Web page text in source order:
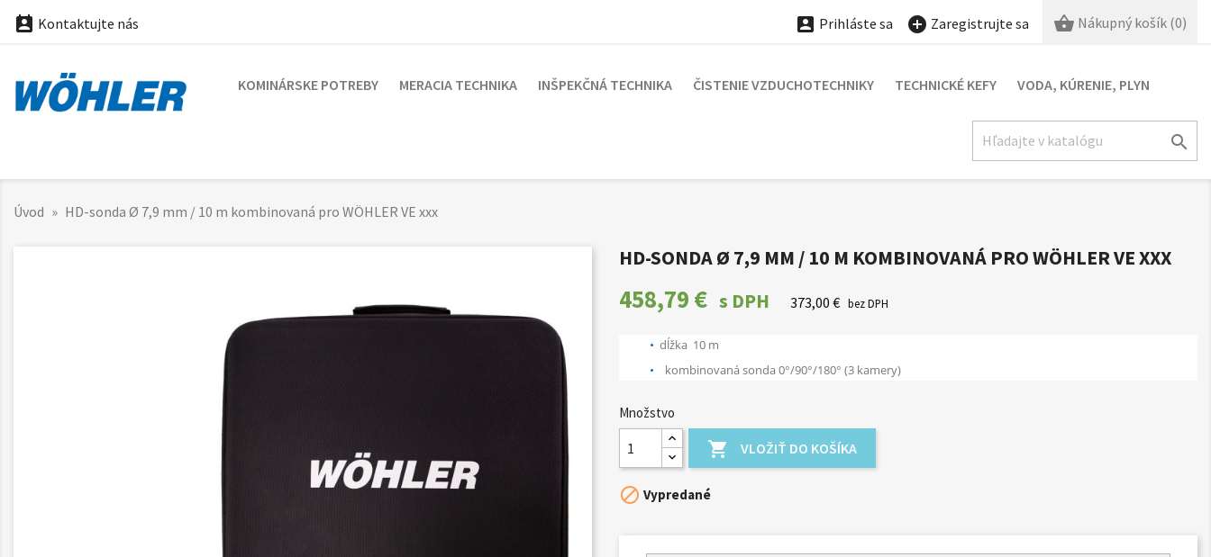
 Kontaktujte nás  Prihláste sa  Zaregistrujte sa  Nákupný košík (0)
KOMINÁRSKE POTREBY MERACIA TECHNIKA INŠPEKČNÁ TECHNIKA ČISTENIE VZDUCHOTECHNIKY TECHNICKÉ KEFY VODA, KÚRENIE, PLYN

Úvod HD-sonda Ø 7,9 mm / 10 m kombinovaná pro WÖHLER VE xxx
HD-SONDA Ø 7,9 MM / 10 M KOMBINOVANÁ PRO WÖHLER VE XXX
458,79 € s DPH 373,00 € bez DPH
dĺžka 10 m
kombinovaná sonda 0°/90°/180° (3 kamery)
Množstvo
 VLOŽIŤ DO KOŠÍKA
 Vypredané